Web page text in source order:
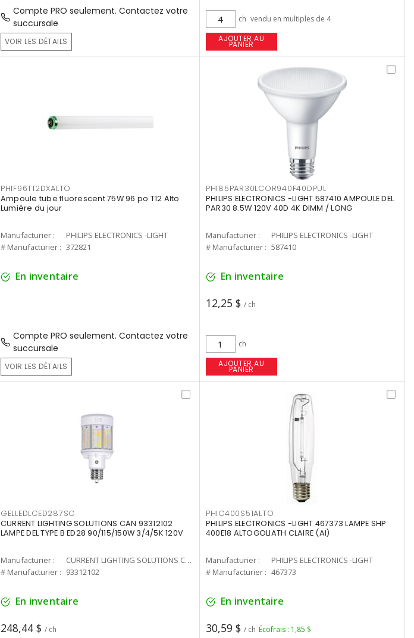
Compte PRO seulement. Contactez votre
succursale
VOIR LES DÉTAILS
ch vendu en multiples de 4
AJOUTER AU
PANIER
PHIF96T12DXALTO
Ampoule tube fluorescent 75W 96 po T12 Alto
Lumière du jour
Manufacturier :
PHILIPS ELECTRONICS -LIGHT
# Manufacturier : 372821
En inventaire
Compte PRO seulement. Contactez votre
succursale
VOIR LES DÉTAILS
PHI85PAR30LCOR940F40DPUL
PHILIPS ELECTRONICS -LIGHT 587410 AMPOULE DEL
PAR30 8.5W 120V 40D 4K DIMM / LONG
Manufacturier :
PHILIPS ELECTRONICS -LIGHT
# Manufacturier : 587410
En inventaire
12,25 $ / ch
ch
AJOUTER AU
PANIER
GELLEDLCED287SC
CURRENT LIGHTING SOLUTIONS CAN 93312102
LAMPE DEL TYPE B ED28 90/115/150W 3/4/5K 120V
Manufacturier :
CURRENT LIGHTING SOLUTIONS CAN
# Manufacturier : 93312102
En inventaire
248,44 $ / ch
PHIC400S51ALTO
PHILIPS ELECTRONICS -LIGHT 467373 LAMPE SHP
400E18 ALTOGOLIATH CLAIRE (AI)
Manufacturier :
PHILIPS ELECTRONICS -LIGHT
# Manufacturier : 467373
En inventaire
30,59 $ / ch Écofrais : 1,85 $